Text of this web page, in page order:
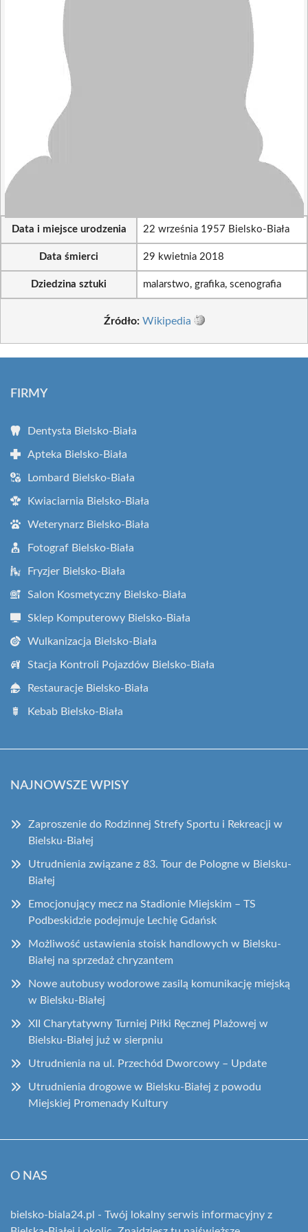
Data i miejsce urodzenia 22 września 1957 Bielsko-Biała
Data śmierci 29 kwietnia 2018
Dziedzina sztuki malarstwo, grafika, scenografia
Źródło: Wikipedia
FIRMY
Dentysta Bielsko-Biała
Apteka Bielsko-Biała
Lombard Bielsko-Biała
Kwiaciarnia Bielsko-Biała
Weterynarz Bielsko-Biała
Fotograf Bielsko-Biała
Fryzjer Bielsko-Biała
Salon Kosmetyczny Bielsko-Biała
Sklep Komputerowy Bielsko-Biała
Wulkanizacja Bielsko-Biała
Stacja Kontroli Pojazdów Bielsko-Biała
Restauracje Bielsko-Biała
Kebab Bielsko-Biała
NAJNOWSZE WPISY
Zaproszenie do Rodzinnej Strefy Sportu i Rekreacji w
Bielsku-Białej
Utrudnienia związane z 83. Tour de Pologne w Bielsku-
Białej
Emocjonujący mecz na Stadionie Miejskim – TS
Podbeskidzie podejmuje Lechię Gdańsk
Możliwość ustawienia stoisk handlowych w Bielsku-
Białej na sprzedaż chryzantem
Nowe autobusy wodorowe zasilą komunikację miejską
w Bielsku-Białej
XII Charytatywny Turniej Piłki Ręcznej Plażowej w
Bielsku-Białej już w sierpniu
Utrudnienia na ul. Przechód Dworcowy – Update
Utrudnienia drogowe w Bielsku-Białej z powodu
Miejskiej Promenady Kultury
O NAS
bielsko-biala24.pl - Twój lokalny serwis informacyjny z